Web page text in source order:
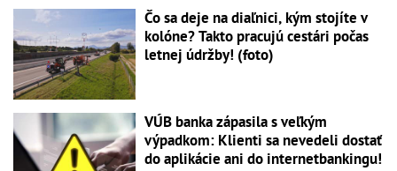
Čo sa deje na diaľnici, kým stojíte v
kolóne? Takto pracujú cestári počas
letnej údržby! (foto)
VÚB banka zápasila s veľkým
výpadkom: Klienti sa nevedeli dostať
do aplikácie ani do internetbankingu!